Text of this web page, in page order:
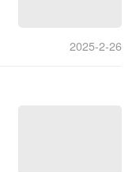
2025-2-26